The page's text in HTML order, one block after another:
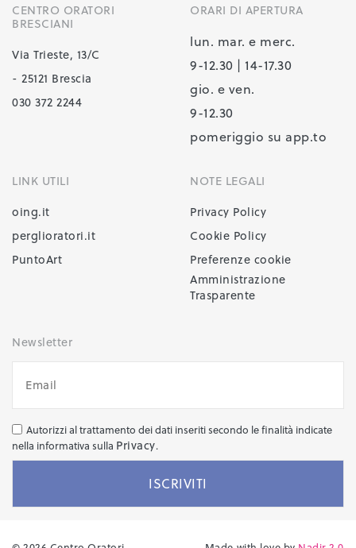
CENTRO ORATORI
BRESCIANI
Via Trieste, 13/C
- 25121 Brescia
030 372 2244
ORARI DI APERTURA
lun. mar. e merc.
9-12.30 | 14-17.30
gio. e ven.
9-12.30
pomeriggio su app.to
LINK UTILI
oing.it
perglioratori.it
PuntoArt
NOTE LEGALI
Privacy Policy
Cookie Policy
Preferenze cookie
Amministrazione
Trasparente
Newsletter
Autorizzi al trattamento dei dati inseriti secondo le finalità indicate
nella informativa sulla Privacy.